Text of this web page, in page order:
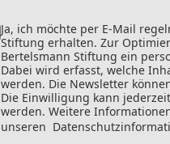
Ja, ich möchte per E-Mail
Stiftung erhalten. Zur
Bertelsmann Stiftung ein
Dabei wird erfasst, welche
werden. Die Newsletter
Die Einwilligung kann
werden. Weitere
unseren